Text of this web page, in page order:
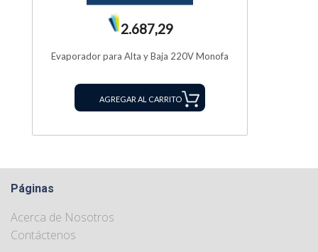
2.687,29
Evaporador para Alta y Baja 220V Monofa
AGREGAR AL CARRITO
Páginas
Acerca de Nosotros
Contáctenos